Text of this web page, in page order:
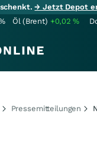
→ Jetzt Depot
Öl (Brent) +0,02%
Pressemitteilungen